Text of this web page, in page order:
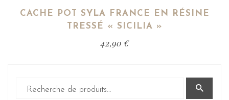
CACHE POT SYLA FRANCE EN RÉSINE
TRESSÉ « SICILIA »
42,90 €